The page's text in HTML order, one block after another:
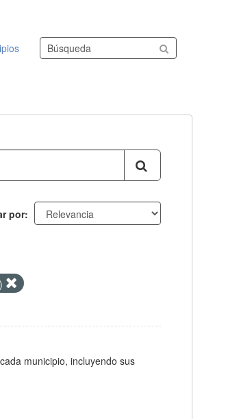
Buscar conjuntos de datos
por
municipio, incluyendo sus